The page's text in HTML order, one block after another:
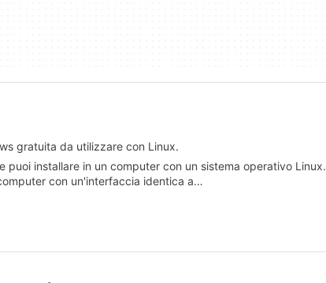
gratuita da utilizzare con Linux.
puoi installare in un computer con un sistema operativo Linux.
con un'interfaccia identica a…